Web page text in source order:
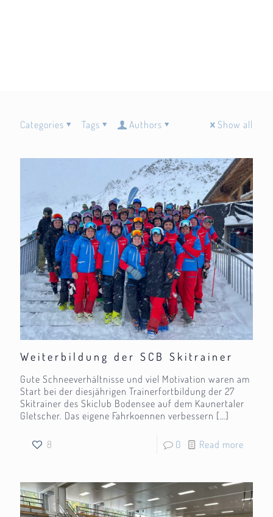
Categories Tags Authors Show all
Weiterbildung der SCB Skitrainer
Gute Schneeverhältnisse und viel Motivation waren am
Start bei der diesjährigen Trainerfortbildung der 27
Skitrainer des Skiclub Bodensee auf dem Kaunertaler
Gletscher. Das eigene Fahrkoennen verbessern […]
8 0 Read more